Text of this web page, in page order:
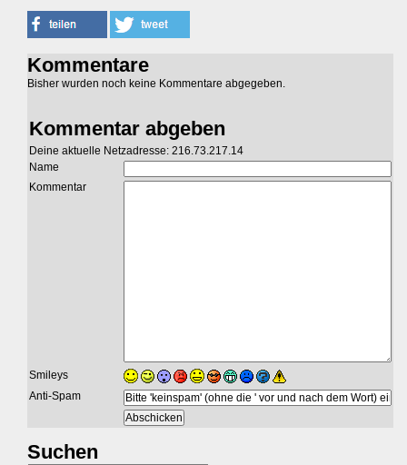
Kommentare
Bisher wurden noch keine Kommentare abgegeben.
Kommentar abgeben
Deine aktuelle Netzadresse: 216.73.217.14
Name
Kommentar
Smileys
Anti-Spam
Suchen